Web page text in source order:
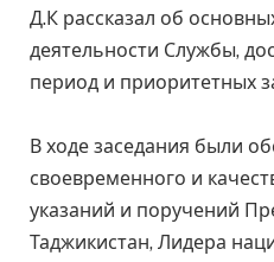
Д.К рассказал об
деятельности Службы,
период и приоритетных
В ходе заседания были
своевременного и
указаний и поручений
Таджикистан, Лидера